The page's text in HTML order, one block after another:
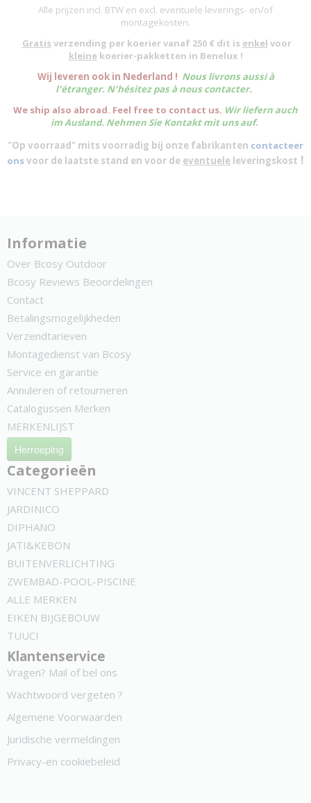
Alle prijzen incl. BTW en excl. eventuele leverings- en/of
montagekosten.
Gratis verzending per koerier vanaf 250 € dit is enkel voor
kleinekoerier-pakketten in Benelux !
Wij leveren ook in Nederland ! Nous livrons aussi à
l'étranger. N'hésitez pas à nous contacter.
We ship also abroad. Feel free to contact us. Wir liefern auch
im Ausland. Nehmen Sie Kontakt mit uns auf.
"Op voorraad" mits voorradig bij onze fabrikanten contacteer
onsvoor de laatste stand en voor de eventuele leveringskost !
Informatie
Over Bcosy Outdoor
Bcosy Reviews Beoordelingen
Contact
Betalingsmogelijkheden
Verzendtarieven
Montagedienst van Bcosy
Service en garantie
Annuleren of retourneren
Catalogussen Merken
MERKENLIJST
Herroeping
Categorieën
VINCENT SHEPPARD
JARDINICO
DIPHANO
JATI&KEBON
BUITENVERLICHTING
ZWEMBAD-POOL-PISCINE
ALLE MERKEN
EIKEN BIJGEBOUW
TUUCI
Klantenservice
Vragen? Mail of bel ons
Wachtwoord vergeten ?
Algemene Voorwaarden
Juridische vermeldingen
Privacy-en cookiebeleid